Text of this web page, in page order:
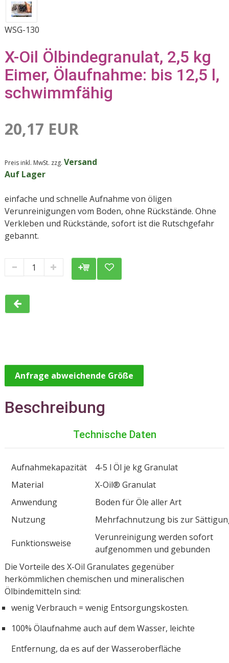
WSG-130
X-Oil Ölbindegranulat, 2,5 kg
Eimer, Ölaufnahme: bis 12,5 l,
schwimmfähig
20,17 EUR
Preis inkl. MwSt. zzg. Versand
Auf Lager
einfache und schnelle Aufnahme von öligen
Verunreinigungen vom Boden, ohne Rückstände. Ohne
Verkleben und Rückstände, sofort ist die Rutschgefahr
gebannt.
Anfrage abweichende Größe
Beschreibung
Technische Daten
Aufnahmekapazität
4-5 l Öl je kg Granulat
Material
X-Oil® Granulat
Anwendung
Boden für Öle aller Art
Nutzung
Mehrfachnutzung bis zur
Funktionsweise
Verunreinigung werden sofort
aufgenommen und gebunden
Die Vorteile des X-Oil Granulates gegenüber
herkömmlichen chemischen und mineralischen
Ölbindemitteln sind:
wenig Verbrauch = wenig Entsorgungskosten.
100% Ölaufnahme auch auf dem Wasser, leichte
Entfernung, da es auf der Wasseroberfläche